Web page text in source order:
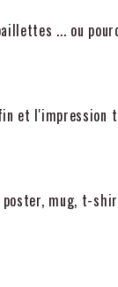
... ou
et
mug, t-